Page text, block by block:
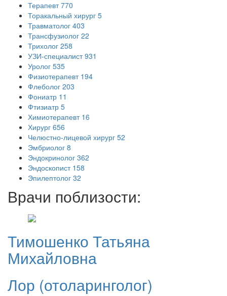
Терапевт 770
Торакальный хирург 5
Травматолог 403
Трансфузиолог 22
Трихолог 258
УЗИ-специалист 931
Уролог 535
Физиотерапевт 194
Флеболог 203
Фониатр 11
Фтизиатр 5
Химиотерапевт 16
Хирург 656
Челюстно-лицевой хирург 52
Эмбриолог 8
Эндокринолог 362
Эндоскопист 158
Эпилептолог 32
Врачи поблизости:
Тимошенко Татьяна
Михайловна
Лор (отоларинголог)